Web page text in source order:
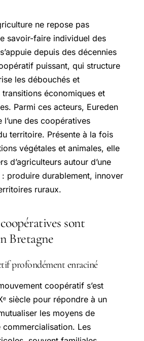
ne repose pas
savoir-faire individuel des
depuis des décennies
puissant, qui structure
les débouchés et
économiques et
Parmi ces acteurs, Eureden
l’une des coopératives
territoire. Présente à la fois
végétales et animales, elle
d’agriculteurs autour d’une
produire durablement, innover
ruraux.
sont
Bretagne
profondément enraciné
coopératif s’est
siècle pour répondre à un
les moyens de
Les